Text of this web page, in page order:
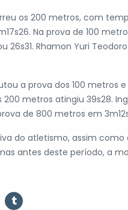
os 200 metros, com
Na prova de 100
26s31. Rhamon Yuri
a prova dos 100 metros
200 metros atingiu 39s28.
de 800 metros em
do atletismo, assim como
antes deste período, a